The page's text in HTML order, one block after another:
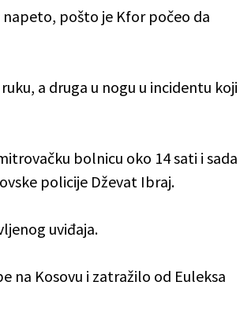
napeto, pošto je Kfor počeo da
a druga u nogu u incidentu koji
bolnicu oko 14 sati i sada
policije Dževat Ibraj.
uviđaja.
na Kosovu i zatražilo od Euleksa